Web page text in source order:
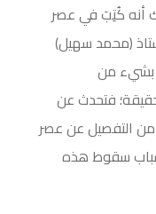
أنه كُتِبَ في عصر
(محمد سهيل)
بشيء من
فتحدث عن
من التفصيل عن عصر
سقوط هذه